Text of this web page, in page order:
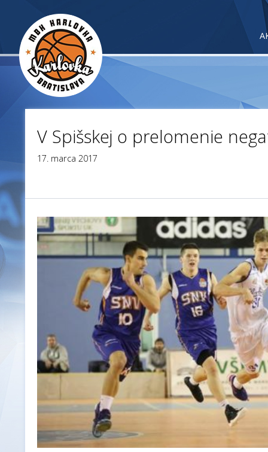
V Spišskej o prelomenie
17. marca 2017